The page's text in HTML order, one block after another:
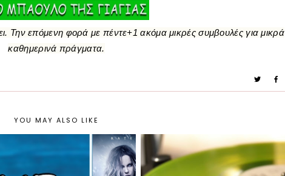
Την επόμενη φορά με πέντε+1 ακόμα μικρές συμβουλές για μικρά
καθημερινά πράγματα.
YOU MAY ALSO LIKE